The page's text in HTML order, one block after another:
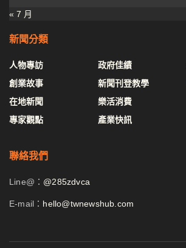
« 7 月
新聞分類
人物專訪
創業故事
在地新聞
專家觀點
政府佳績
新聞刊登教學
樂活消費
產業快訊
聯絡我們
Line@： @285zdvca
E-mail： hello@twnewshub.com